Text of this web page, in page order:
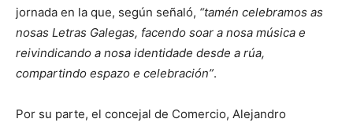
jornada en la que, según señaló, “tamén celebramos as
nosas Letras Galegas, facendo soar a nosa música e
reivindicando a nosa identidade desde a rúa,
compartindo espazo e celebración”.
Por su parte, el concejal de Comercio, Alejandro